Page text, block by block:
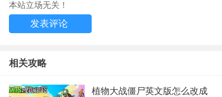
本站立场无关！
相关攻略
植物大战僵尸英文版怎么改成